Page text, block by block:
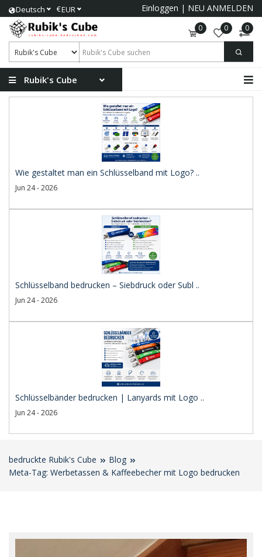
Deutsch €EUR Einloggen | NEU ANMELDEN
0 0 0
Rubik's Cube
Wie gestaltet man ein Schlüsselband mit Logo? ..
Jun 24 - 2026
Schlüsselband bedrucken – Siebdruck oder Subl ..
Jun 24 - 2026
Schlüsselbänder bedrucken | Lanyards mit Logo ..
Jun 24 - 2026
bedruckte Rubik's Cube
Blog
Meta-Tag: Werbetassen & Kaffeebecher mit Logo bedrucken